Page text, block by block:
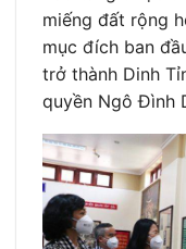
miếng đất rộng
mục đích ban
trở thành Dinh
quyền Ngô Đình